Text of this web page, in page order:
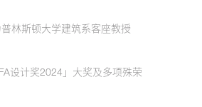
林斯顿大学建筑系客座教授
设计奖2024」大奖及多项殊荣